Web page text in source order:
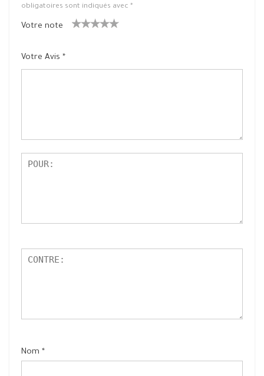
obligatoires sont indiqués avec *
Votre note
oil
sur
Votre Avis *
Nom *